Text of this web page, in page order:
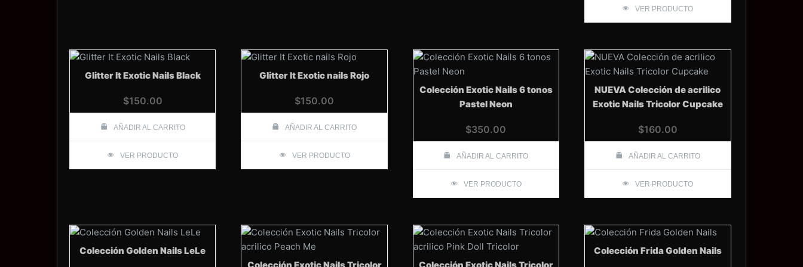
VER PRODUCTO
Glitter It Exotic Nails Black
$150.00
AÑADIR AL CARRITO
VER PRODUCTO
Glitter It Exotic nails Rojo
$150.00
AÑADIR AL CARRITO
VER PRODUCTO
Colección Exotic Nails 6 tonos
Pastel Neon
$350.00
AÑADIR AL CARRITO
VER PRODUCTO
NUEVA Colección de acrilico
Exotic Nails Tricolor Cupcake
$160.00
AÑADIR AL CARRITO
VER PRODUCTO
Colección Golden Nails LeLe
Colección Frida Golden Nails